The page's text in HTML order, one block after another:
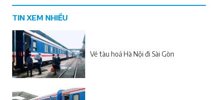
TIN XEM NHIỀU
Vé tàu hoả Hà Nội đi Sài Gòn